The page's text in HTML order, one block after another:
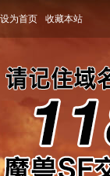
设为首页 收藏本站